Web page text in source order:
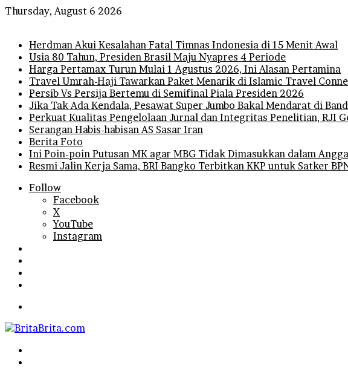
Thursday, August 6 2026
Herdman Akui Kesalahan Fatal Timnas Indonesia di 15 Menit Awal
Usia 80 Tahun, Presiden Brasil Maju Nyapres 4 Periode
Harga Pertamax Turun Mulai 1 Agustus 2026, Ini Alasan Pertamina
Travel Umrah-Haji Tawarkan Paket Menarik di Islamic Travel
Persib Vs Persija Bertemu di Semifinal Piala Presiden 2026
Jika Tak Ada Kendala, Pesawat Super Jumbo Bakal Mendarat di
Perkuat Kualitas Pengelolaan Jurnal dan Integritas Penelitian, RJI
Serangan Habis-habisan AS Sasar Iran
Berita Foto
Ini Poin-poin Putusan MK agar MBG Tidak Dimasukkan dalam
Resmi Jalin Kerja Sama, BRI Bangko Terbitkan KKP untuk Satker
Follow
Facebook
X
YouTube
Instagram